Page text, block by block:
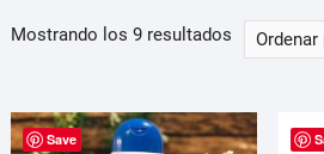
Mostrando los 9 resultadosOrdenado
por
Save